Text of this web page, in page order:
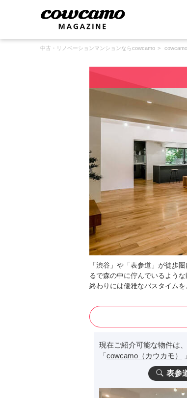
中古・リノベーションマンションならcowcamo
「渋谷」や「表参道」が徒歩
るで森の中に佇んでいるよう
終わりには優雅なバスタイム
現在ご紹介可能な物件は
「cowcamo（カウカモ）
表参